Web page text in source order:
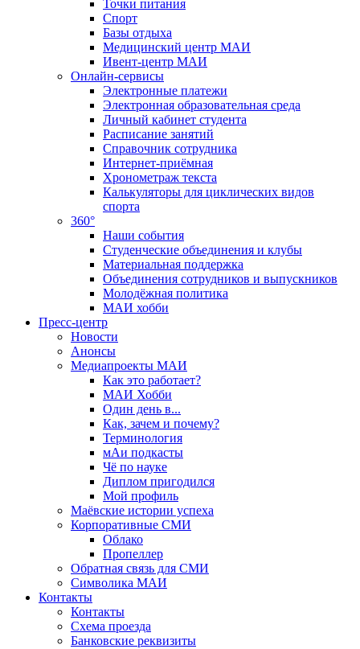
Точки питания
Спорт
Базы отдыха
Медицинский центр МАИ
Ивент-центр МАИ
Онлайн-сервисы
Электронные платежи
Электронная образовательная среда
Личный кабинет студента
Расписание занятий
Справочник сотрудника
Интернет-приёмная
Хронометраж текста
Калькуляторы для циклических видов
спорта
360°
Наши события
Студенческие объединения и клубы
Материальная поддержка
Объединения сотрудников и выпускников
Молодёжная политика
МАИ хобби
Пресс-центр
Новости
Анонсы
Медиапроекты МАИ
Как это работает?
МАИ Хобби
Один день в...
Как, зачем и почему?
Терминология
мАи подкасты
Чё по науке
Диплом пригодился
Мой профиль
Маёвские истории успеха
Корпоративные СМИ
Облако
Пропеллер
Обратная связь для СМИ
Символика МАИ
Контакты
Контакты
Схема проезда
Банковские реквизиты